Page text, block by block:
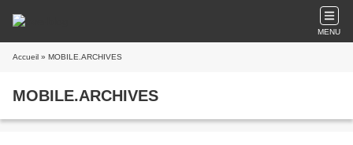
MENU
Accueil » MOBILE.ARCHIVES
MOBILE.ARCHIVES